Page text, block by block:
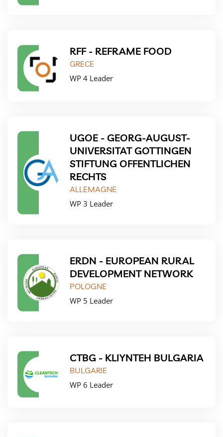
RFF - REFRAME FOOD
GRECE
WP 4 Leader
UGOE - GEORG-AUGUST-
UNIVERSITAT GOTTINGEN
STIFTUNG OFFENTLICHEN
RECHTS
ALLEMAGNE
WP 3 Leader
ERDN - EUROPEAN RURAL
DEVELOPMENT NETWORK
POLOGNE
WP 5 Leader
CTBG - KLIYNTEH BULGARIA
BULGARIE
WP 6 Leader